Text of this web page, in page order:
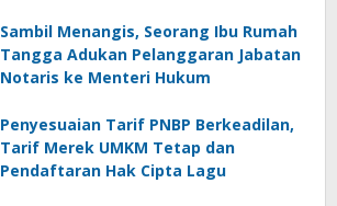
Sambil Menangis, Seorang Ibu Rumah
Tangga Adukan Pelanggaran Jabatan
Notaris ke Menteri Hukum
Penyesuaian Tarif PNBP Berkeadilan,
Tarif Merek UMKM Tetap dan
Pendaftaran Hak Cipta Lagu